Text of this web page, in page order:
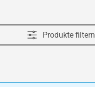
Produkte filtern